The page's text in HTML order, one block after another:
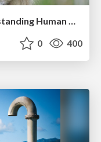
The Organizational Zoo: Understanding Human Behavior Agility Through Metaphoric Constructive Conversations (based on the works of Arthur Shelley, Ph.D)
0 400